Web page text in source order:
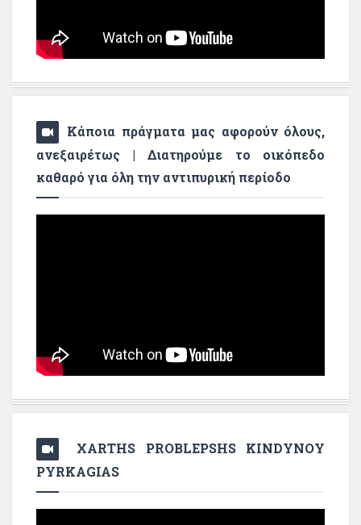
Κάποια πράγματα μας αφορούν όλους,
ανεξαιρέτως | Διατηρούμε το οικόπεδο
καθαρό για όλη την αντιπυρική περίοδο
XARTHS PROBLEPSHS KINDYNOY
PYRKAGIAS